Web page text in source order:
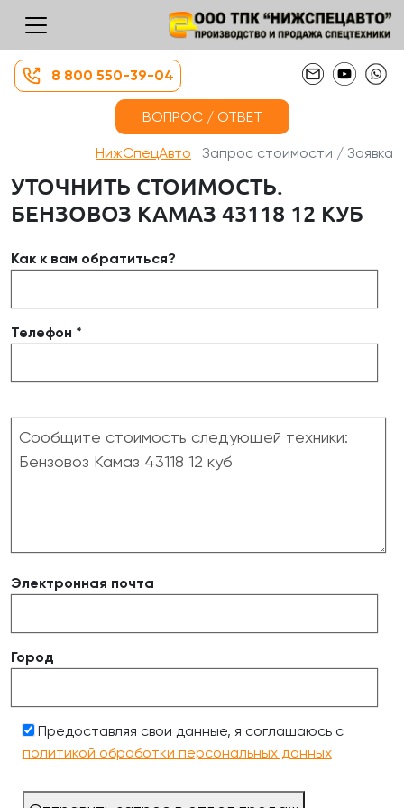
8 800 550-39-04
ВОПРОС / ОТВЕТ
НижСпецАвто Запрос стоимости / Заявка
УТОЧНИТЬ СТОИМОСТЬ.
БЕНЗОВОЗ КАМАЗ 43118 12 КУБ
Как к вам обратиться?
Телефон *
Электронная почта
Город
Предоставляя свои данные, я соглашаюсь с
политикой обработки персональных данных